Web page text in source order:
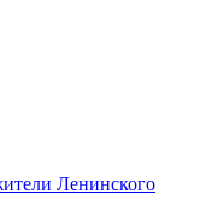
Ленинского